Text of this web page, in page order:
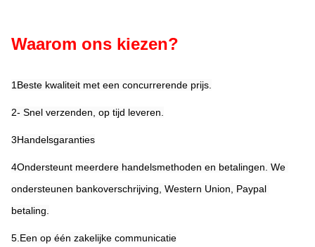
Waarom ons kiezen?
1Beste kwaliteit met een concurrerende prijs.
2- Snel verzenden, op tijd leveren.
3Handelsgaranties
4Ondersteunt meerdere handelsmethoden en betalingen. We
ondersteunen bankoverschrijving, Western Union, Paypal
betaling.
5.Een op één zakelijke communicatie